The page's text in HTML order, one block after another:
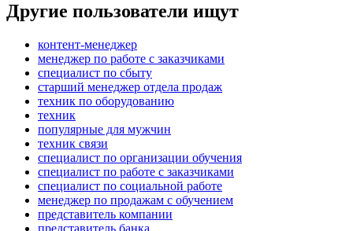
Другие пользователи ищут
контент-менеджер
менеджер по работе с заказчиками
специалист по сбыту
старший менеджер отдела продаж
техник по оборудованию
техник
популярные для мужчин
техник связи
специалист по организации обучения
специалист по работе с заказчиками
специалист по социальной работе
менеджер по продажам с обучением
представитель компании
представитель банка